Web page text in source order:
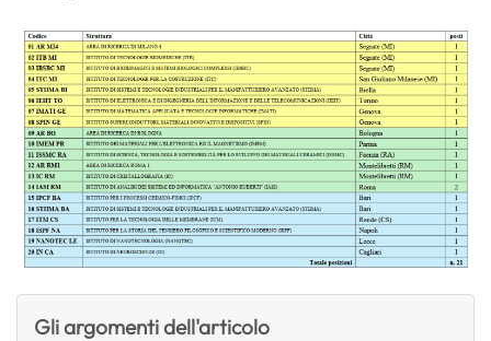
Gli argomenti dell'articolo